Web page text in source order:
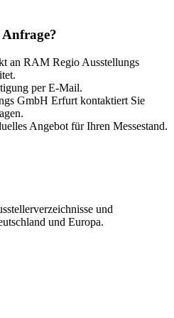
an RAM Regio Ausstellungs
per E-Mail.
GmbH Erfurt kontaktiert Sie
Angebot für Ihren Messestand.
und
und Europa.